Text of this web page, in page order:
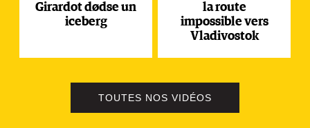
Girardot dødse un
iceberg
la route
impossible vers
Vladivostok
TOUTES NOS VIDÉOS